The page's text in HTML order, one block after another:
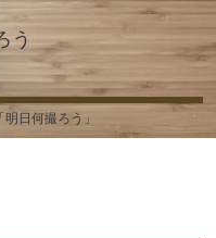
う
日何撮ろう」